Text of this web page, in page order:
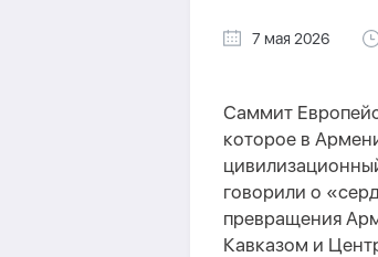
7 мая 2026
Саммит
которое в
говорили о
превращения
Кавказом и